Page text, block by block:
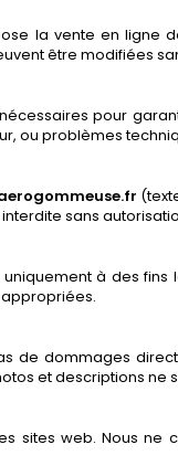
la vente en ligne
être modifiées
pour
ou problèmes
sans
à des
de dommages
et descriptions ne
sites web. Nous